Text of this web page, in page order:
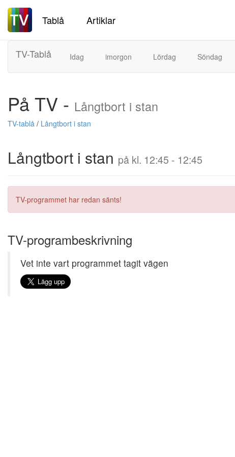
Tablå Artiklar
TV-Tablå Idag imorgon Lördag Söndag
På TV - Långtbort i stan
TV-tablå / Långtbort i stan
Långtbort i stan på kl. 12:45 - 12:45
TV-programmet har redan sänts!
TV-programbeskrivning
Vet inte vart programmet tagit vägen